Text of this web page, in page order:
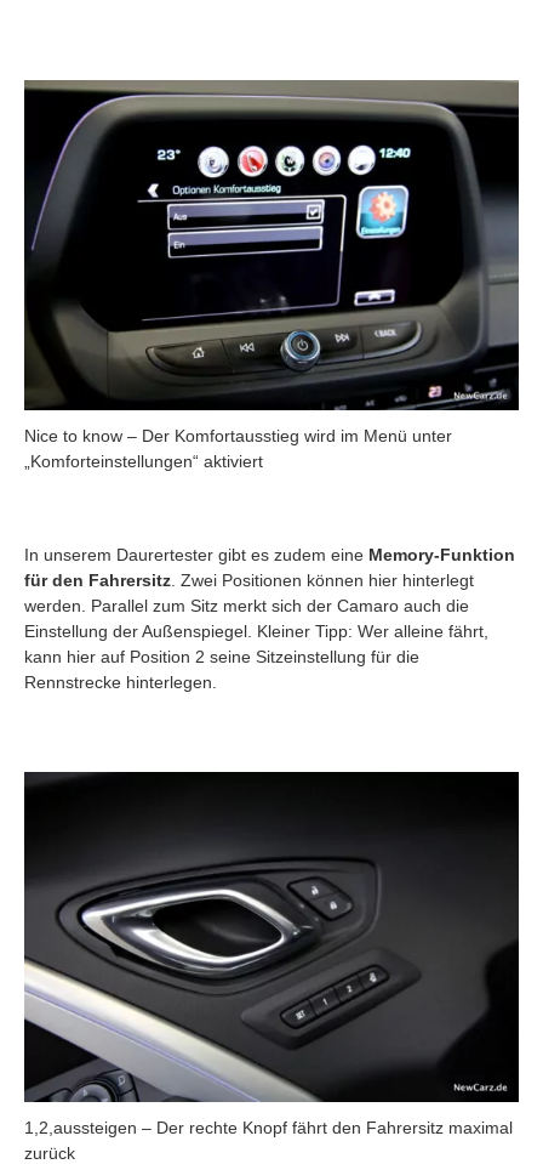
Nice to know – Der Komfortausstieg wird im Menü unter
„Komforteinstellungen“ aktiviert
In unserem Daurertester gibt es zudem eine Memory-Funktion
für den Fahrersitz . Zwei Positionen können hier hinterlegt
werden. Parallel zum Sitz merkt sich der Camaro auch die
Einstellung der Außenspiegel. Kleiner Tipp: Wer alleine fährt,
kann hier auf Position 2 seine Sitzeinstellung für die
Rennstrecke hinterlegen.
1,2,aussteigen – Der rechte Knopf fährt den Fahrersitz maximal
zurück